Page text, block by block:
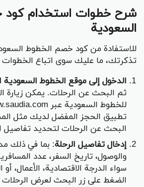
شرح خطوات استخدام كود
السعودية
للاستفادة من كود خصم الخطوط
تذكرتك، ما عليك سوى اتباع الخطوات
الدخول إلى موقع الخطوط السعودية
ثم البحث عن الرحلات. يمكن زيارة
تطبيق الحجز المفضل لديك مثل
البحث عن الرحلات لتحديد تفاصيل
إدخال تفاصيل الرحلة: بما في ذلك
والوصول، تاريخ السفر، عدد
سواء الدرجة الاقتصادية، الأعمال،
الضغط على زر البحث لعرض الرحلات